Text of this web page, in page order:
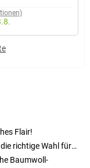
Flair!
richtige Wahl für
Baumwoll-